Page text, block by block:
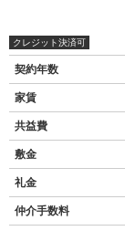
クレジット決済可
契約年数
家賃
共益費
敷金
礼金
仲介手数料